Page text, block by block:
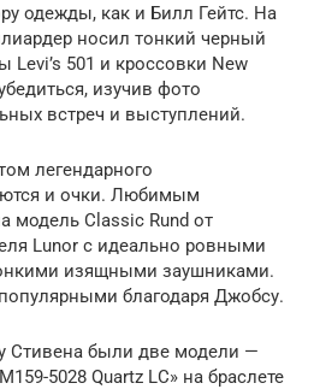
одежды, как и Билл Гейтс. На
носил тонкий черный
Levi’s 501 и кроссовки New
изучив фото
встреч и выступлений.
легендарного
и очки. Любимым
модель Classic Rund от
Lunor с идеально ровными
изящными заушниками.
благодаря Джобсу.
у Стивена были две модели —
5028 Quartz LC» на браслете